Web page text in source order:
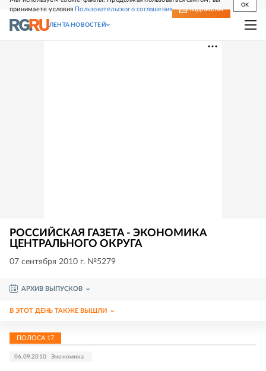
принимаете условия Пользовательского соглашения
OK
СВЕЖИЙ НОМЕР ПОДПИСКА
ЛЕНТА НОВОСТЕЙ
РОССИЙСКАЯ ГАЗЕТА - ЭКОНОМИКА
ЦЕНТРАЛЬНОГО ОКРУГА
07 сентября 2010 г. №5279
АРХИВ ВЫПУСКОВ
В ЭТОТ ДЕНЬ ТАКЖЕ ВЫШЛИ
ПОЛОСА 17
06.09.2010 Экономика